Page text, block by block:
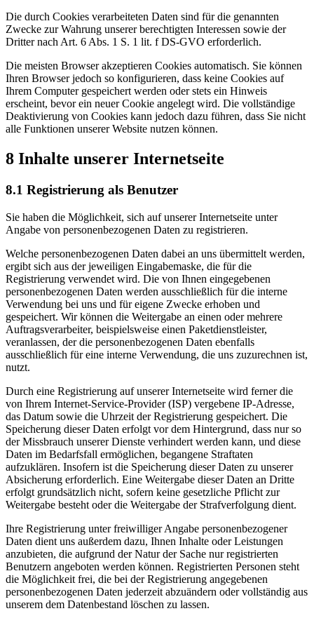
Die durch Cookies verarbeiteten Daten sind für die genannten
Zwecke zur Wahrung unserer berechtigten Interessen sowie der
Dritter nach Art. 6 Abs. 1 S. 1 lit. f DS-GVO erforderlich.
Die meisten Browser akzeptieren Cookies automatisch. Sie können
Ihren Browser jedoch so konfigurieren, dass keine Cookies auf
Ihrem Computer gespeichert werden oder stets ein Hinweis
erscheint, bevor ein neuer Cookie angelegt wird. Die vollständige
Deaktivierung von Cookies kann jedoch dazu führen, dass Sie nicht
alle Funktionen unserer Website nutzen können.
8 Inhalte unserer Internetseite
8.1 Registrierung als Benutzer
Sie haben die Möglichkeit, sich auf unserer Internetseite unter
Angabe von personenbezogenen Daten zu registrieren.
Welche personenbezogenen Daten dabei an uns übermittelt werden,
ergibt sich aus der jeweiligen Eingabemaske, die für die
Registrierung verwendet wird. Die von Ihnen eingegebenen
personenbezogenen Daten werden ausschließlich für die interne
Verwendung bei uns und für eigene Zwecke erhoben und
gespeichert. Wir können die Weitergabe an einen oder mehrere
Auftragsverarbeiter, beispielsweise einen Paketdienstleister,
veranlassen, der die personenbezogenen Daten ebenfalls
ausschließlich für eine interne Verwendung, die uns zuzurechnen ist,
nutzt.
Durch eine Registrierung auf unserer Internetseite wird ferner die
von Ihrem Internet-Service-Provider (ISP) vergebene IP-Adresse,
das Datum sowie die Uhrzeit der Registrierung gespeichert. Die
Speicherung dieser Daten erfolgt vor dem Hintergrund, dass nur so
der Missbrauch unserer Dienste verhindert werden kann, und diese
Daten im Bedarfsfall ermöglichen, begangene Straftaten
aufzuklären. Insofern ist die Speicherung dieser Daten zu unserer
Absicherung erforderlich. Eine Weitergabe dieser Daten an Dritte
erfolgt grundsätzlich nicht, sofern keine gesetzliche Pflicht zur
Weitergabe besteht oder die Weitergabe der Strafverfolgung dient.
Ihre Registrierung unter freiwilliger Angabe personenbezogener
Daten dient uns außerdem dazu, Ihnen Inhalte oder Leistungen
anzubieten, die aufgrund der Natur der Sache nur registrierten
Benutzern angeboten werden können. Registrierten Personen steht
die Möglichkeit frei, die bei der Registrierung angegebenen
personenbezogenen Daten jederzeit abzuändern oder vollständig aus
unserem dem Datenbestand löschen zu lassen.